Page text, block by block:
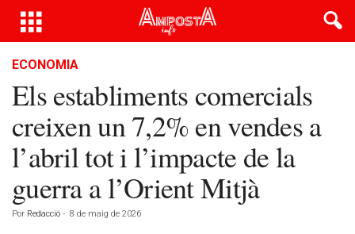
ECONOMIA
Els establiments comercials
creixen un 7,2% en vendes a
l’abril tot i l’impacte de la
guerra a l’Orient Mitjà
Por Redacció - 8 de maig de 2026